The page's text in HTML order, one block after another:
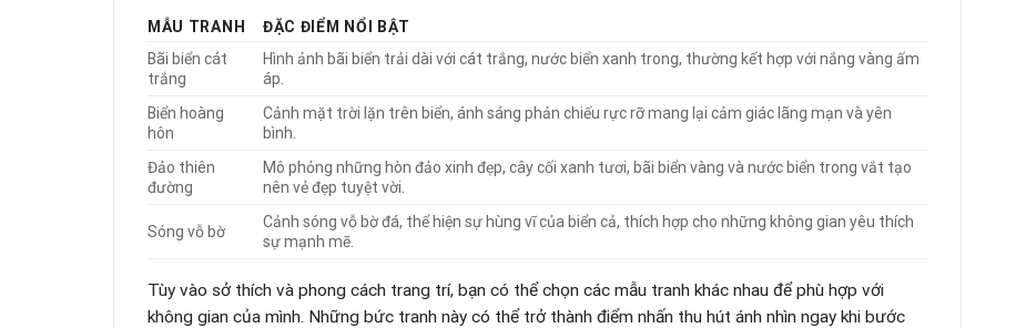
MẪU TRANH
ĐẶC ĐIỂM NỔI BẬT
Bãi biển cát
trắng
Hình ảnh bãi biển trải dài với cát trắng, nước biển xanh trong, thường kết hợp với nắng vàng ấm
áp.
Biển hoàng
hôn
Cảnh mặt trời lặn trên biển, ánh sáng phản chiếu rực rỡ mang lại cảm giác lãng mạn và yên
bình.
Đảo thiên
đường
Mô phỏng những hòn đảo xinh đẹp, cây cối xanh tươi, bãi biển vàng và nước biển trong vắt tạo
nên vẻ đẹp tuyệt vời.
Sóng vỗ bờ
Cảnh sóng vỗ bờ đá, thể hiện sự hùng vĩ của biển cả, thích hợp cho những không gian yêu thích
sự mạnh mẽ.
Tùy vào sở thích và phong cách trang trí, bạn có thể chọn các mẫu tranh khác nhau để phù hợp với
không gian của mình. Những bức tranh này có thể trở thành điểm nhấn thu hút ánh nhìn ngay khi bước